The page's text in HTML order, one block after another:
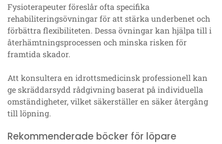
Fysioterapeuter föreslår ofta specifika
rehabiliteringsövningar för att stärka underbenet och
förbättra flexibiliteten. Dessa övningar kan hjälpa till i
återhämtningsprocessen och minska risken för
framtida skador.
Att konsultera en idrottsmedicinsk professionell kan
ge skräddarsydd rådgivning baserat på individuella
omständigheter, vilket säkerställer en säker återgång
till löpning.
Rekommenderade böcker för löpare